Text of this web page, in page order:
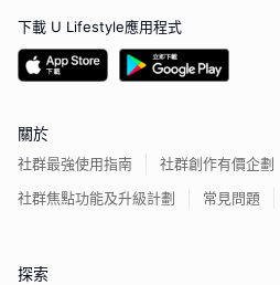
下載 U Lifestyle應用程式
關於
社群最強使用指南
社群創作有價企劃
社群焦點功能及升級計劃
常見問題
探索